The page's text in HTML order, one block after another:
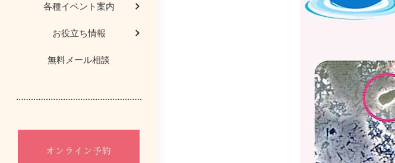
各種イベント案内
お役立ち情報
無料メール相談